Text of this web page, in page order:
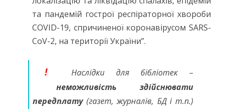
та пандемій гострої респіраторної хвороби
COVID-19, спричиненої коронавірусом SARS-
CoV-2, на території України”.
!
Наслідки для бібліотек –
неможливість здійснювати
передплату(газет, журналів, БД і т.п.)